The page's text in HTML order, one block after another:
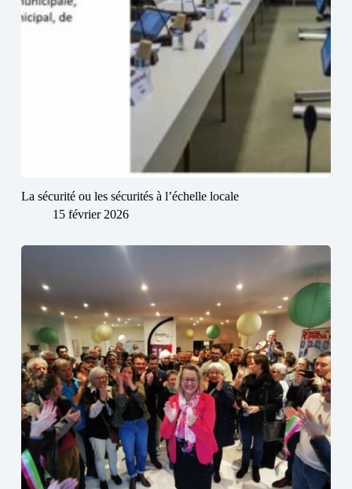
La sécurité ou les sécurités à l’échelle locale
15 février 2026